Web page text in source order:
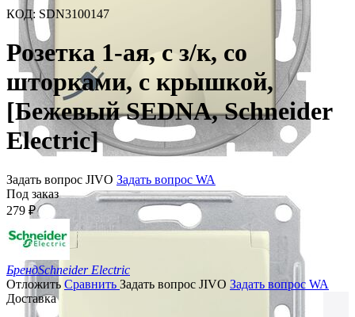
КОД: SDN3100147
Розетка 1-ая, с з/к, со
шторками, с крышкой,
[Бежевый SEDNA, Schneider
Electric]
Задать вопрос JIVO Задать вопрос WA
Под заказ
279 ₽
БрендSchneider Electric
Отложить Сравнить Задать вопрос JIVO Задать вопрос WA
Доставка